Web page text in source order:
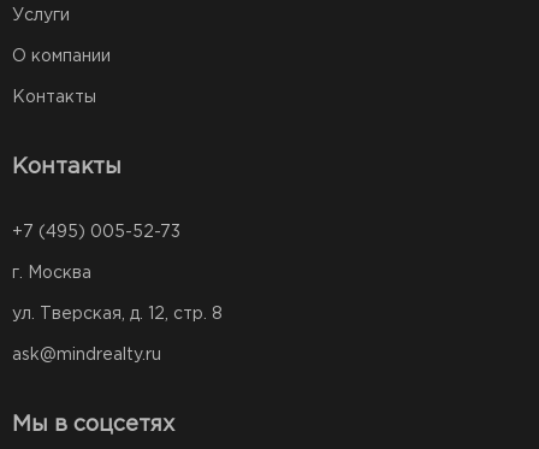
Услуги
О компании
Контакты
Контакты
+7 (495) 005-52-73
г. Москва
ул. Тверская, д. 12, стр. 8
ask@mindrealty.ru
Мы в соцсетях